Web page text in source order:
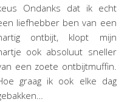
Ondanks dat ik echt
liefhebber ben van een
ontbijt, klopt mijn
ook absoluut sneller
een zoete ontbijtmuffin.
graag ik ook elke dag